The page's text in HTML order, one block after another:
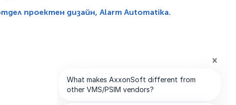
проектен дизайн, Alarm Automatika.